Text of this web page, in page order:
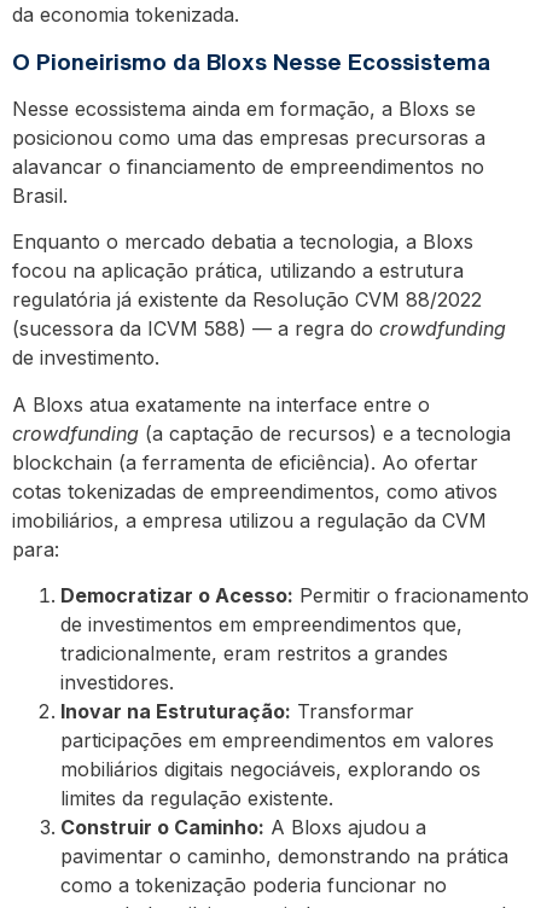
da economia tokenizada.
O Pioneirismo da Bloxs Nesse Ecossistema
Nesse ecossistema ainda em formação, a Bloxs se
posicionou como uma das empresas precursoras a
alavancar o financiamento de empreendimentos no
Brasil.
Enquanto o mercado debatia a tecnologia, a Bloxs
focou na aplicação prática, utilizando a estrutura
regulatória já existente da Resolução CVM 88/2022
(sucessora da ICVM 588) — a regra do crowdfunding
de investimento.
A Bloxs atua exatamente na interface entre o
crowdfunding (a captação de recursos) e a tecnologia
blockchain (a ferramenta de eficiência). Ao ofertar
cotas tokenizadas de empreendimentos, como ativos
imobiliários, a empresa utilizou a regulação da CVM
para:
Democratizar o Acesso: Permitir o fracionamento
de investimentos em empreendimentos que,
tradicionalmente, eram restritos a grandes
investidores.
Inovar na Estruturação: Transformar
participações em empreendimentos em valores
mobiliários digitais negociáveis, explorando os
limites da regulação existente.
Construir o Caminho: A Bloxs ajudou a
pavimentar o caminho, demonstrando na prática
como a tokenização poderia funcionar no